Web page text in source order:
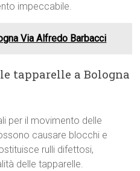
impeccabile.
Via Alfredo Barbacci
tapparelle a Bologna
per il movimento delle
causare blocchi e
rulli difettosi,
delle tapparelle.